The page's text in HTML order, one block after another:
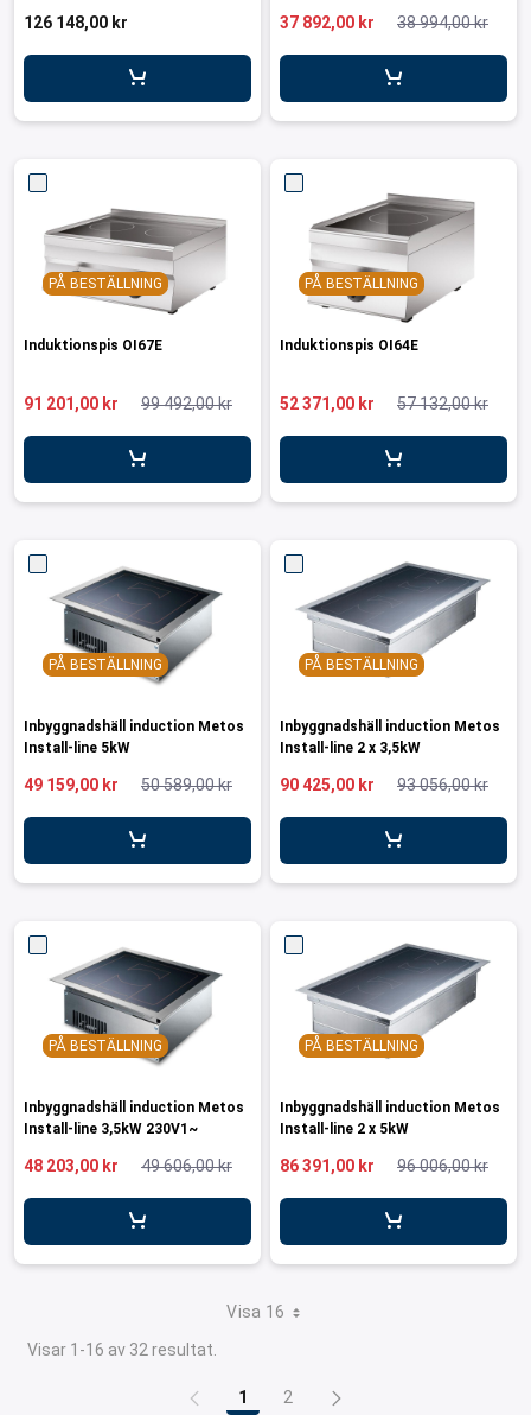
126 148,00 kr 38 994,00 kr
37 892,00 kr
PÅ BESTÄLLNING
Induktionspis OI67E
99 492,00 kr
91 201,00 kr
PÅ BESTÄLLNING
Induktionspis OI64E
57 132,00 kr
52 371,00 kr
PÅ BESTÄLLNING
Inbyggnadshäll induction Metos
Install-line 5kW
50 589,00 kr
49 159,00 kr
PÅ BESTÄLLNING
Inbyggnadshäll induction Metos
Install-line 2 x 3,5kW
93 056,00 kr
90 425,00 kr
PÅ BESTÄLLNING
Inbyggnadshäll induction Metos
Install-line 3,5kW 230V1~
49 606,00 kr
48 203,00 kr
PÅ BESTÄLLNING
Inbyggnadshäll induction Metos
Install-line 2 x 5kW
96 006,00 kr
86 391,00 kr
Visa 16
Visar 1-16 av 32 resultat.
Sida
1 Sida
2